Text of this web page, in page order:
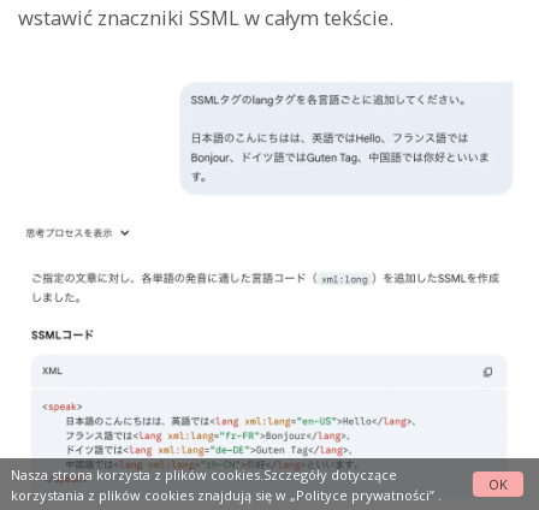
wstawić znaczniki SSML w całym tekście.
Nasza strona korzysta z plików cookies.Szczegóły dotyczące
korzystania z plików cookies znajdują się w „Polityce prywatności”.
OK